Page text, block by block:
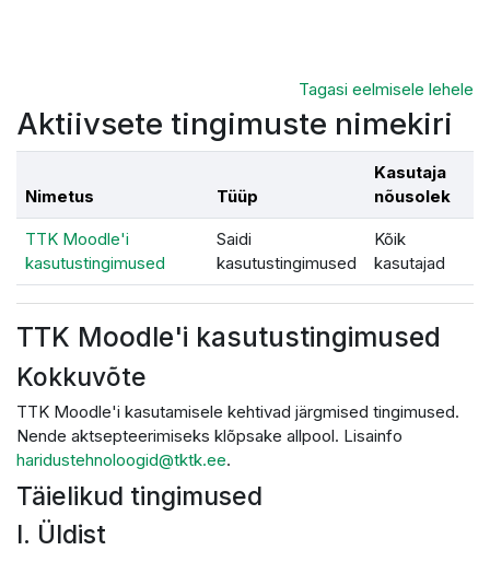
Tagasi eelmisele lehele
Aktiivsete tingimuste nimekiri
Nimetus Tüüp
Kasutaja
nõusolek
TTK Moodle'i
kasutustingimused
Saidi
kasutustingimused
Kõik
kasutajad
TTK Moodle'i kasutustingimused
Kokkuvõte
TTK Moodle'i kasutamisele kehtivad järgmised tingimused.
Nende aktsepteerimiseks klõpsake allpool. Lisainfo
haridustehnoloogid@tktk.ee.
Täielikud tingimused
I. Üldist